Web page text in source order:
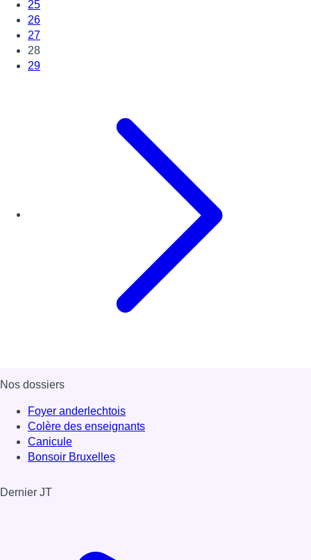
25
26
27
28
29
Nos dossiers
Foyer anderlechtois
Colère des enseignants
Canicule
Bonsoir Bruxelles
Dernier JT